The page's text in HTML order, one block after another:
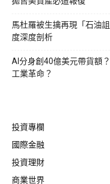
馬杜羅被生擒再現「石油
度深度剖析
AI分身創40億美元帶貨額
工業革命？
投資專欄
國際金融
投資理財
商業世界